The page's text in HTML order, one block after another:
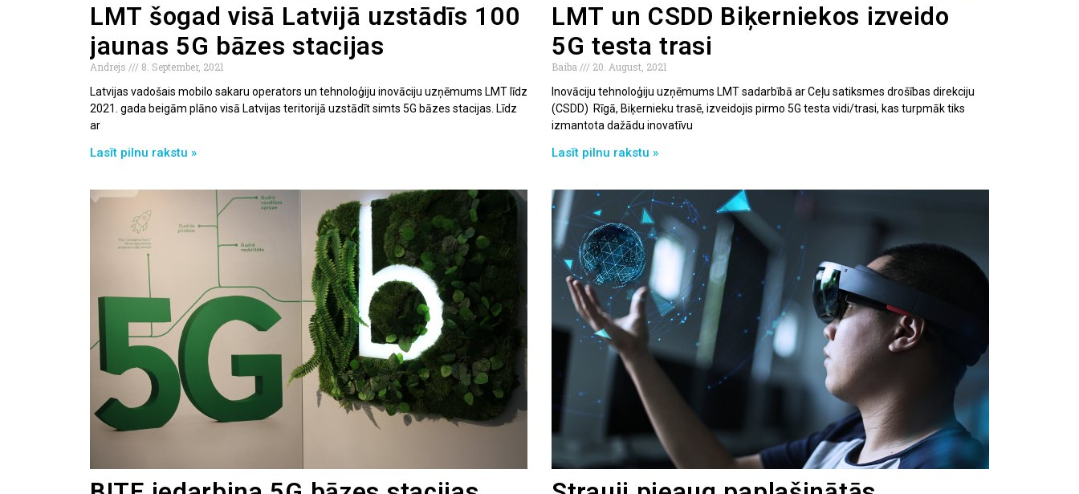
LMT šogad visā Latvijā uzstādīs 100
jaunas 5G bāzes stacijas
Andrejs
8. September, 2021
Latvijas vadošais mobilo sakaru operators un tehnoloģiju inovāciju uzņēmums LMT līdz
2021. gada beigām plāno visā Latvijas teritorijā uzstādīt simts 5G bāzes stacijas. Līdz
ar
Lasīt pilnu rakstu »
LMT un CSDD Biķerniekos izveido
5G testa trasi
Baiba
20. August, 2021
Inovāciju tehnoloģiju uzņēmums LMT sadarbībā ar Ceļu satiksmes drošības direkciju
(CSDD) Rīgā, Biķernieku trasē, izveidojis pirmo 5G testa vidi/trasi, kas turpmāk tiks
izmantota dažādu inovatīvu
Lasīt pilnu rakstu »